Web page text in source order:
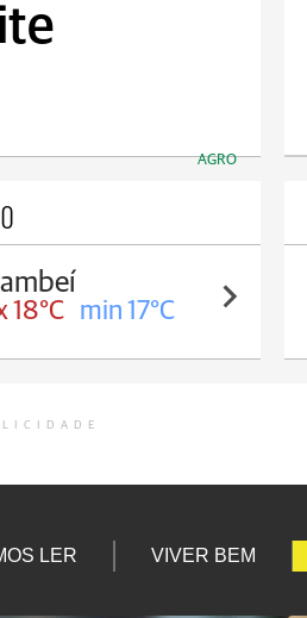
AGRO
18°C min 17°C
LER VIVER BEM